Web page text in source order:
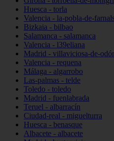
Huesca - torla
Valencia - la-pobla-de-
Bizkaia - bilbao
Salamanca - salamanca
Valencia - l39eliana
Madrid - villaviciosa-de-
Valencia - requena
Málaga - algarrobo
Las-palmas - telde
Toledo - toledo
Madrid - fuenlabrada
Teruel - albarracín
Ciudad-real - miguelturra
Huesca - benasque
Albacete - albacete